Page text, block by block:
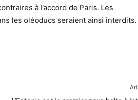
à l’accord de Paris. Les
les oléoducs seraient ainsi interdits.